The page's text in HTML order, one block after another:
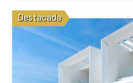
Destacada